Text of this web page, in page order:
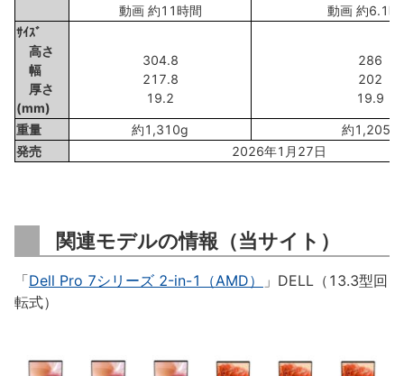
動画 約11時間
動画 約6.1時
ｻｲｽﾞ
高さ
幅
厚さ
(mm)
304.8
217.8
19.2
286
202
19.9
重量 約1,310g
約1,205g
発売
2026年1月27日
関連モデルの情報（当サイト）
「Dell Pro 7シリーズ 2-in-1（AMD）
」DELL（13.3型回
転式）